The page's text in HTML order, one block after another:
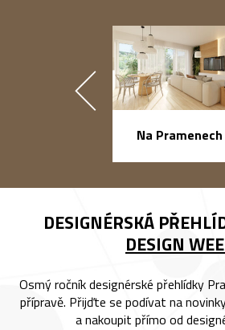
Na Pramenech
DESIGNÉRSKÁ
DESIGN
Osmý ročník designérské přehlídky
přípravě. Přijďte se podívat na
a nakoupit přímo od